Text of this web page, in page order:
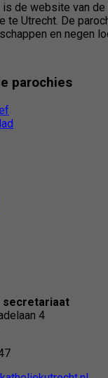
is de website van de
te Utrecht. De
en negen
parochies
secretariaat
4